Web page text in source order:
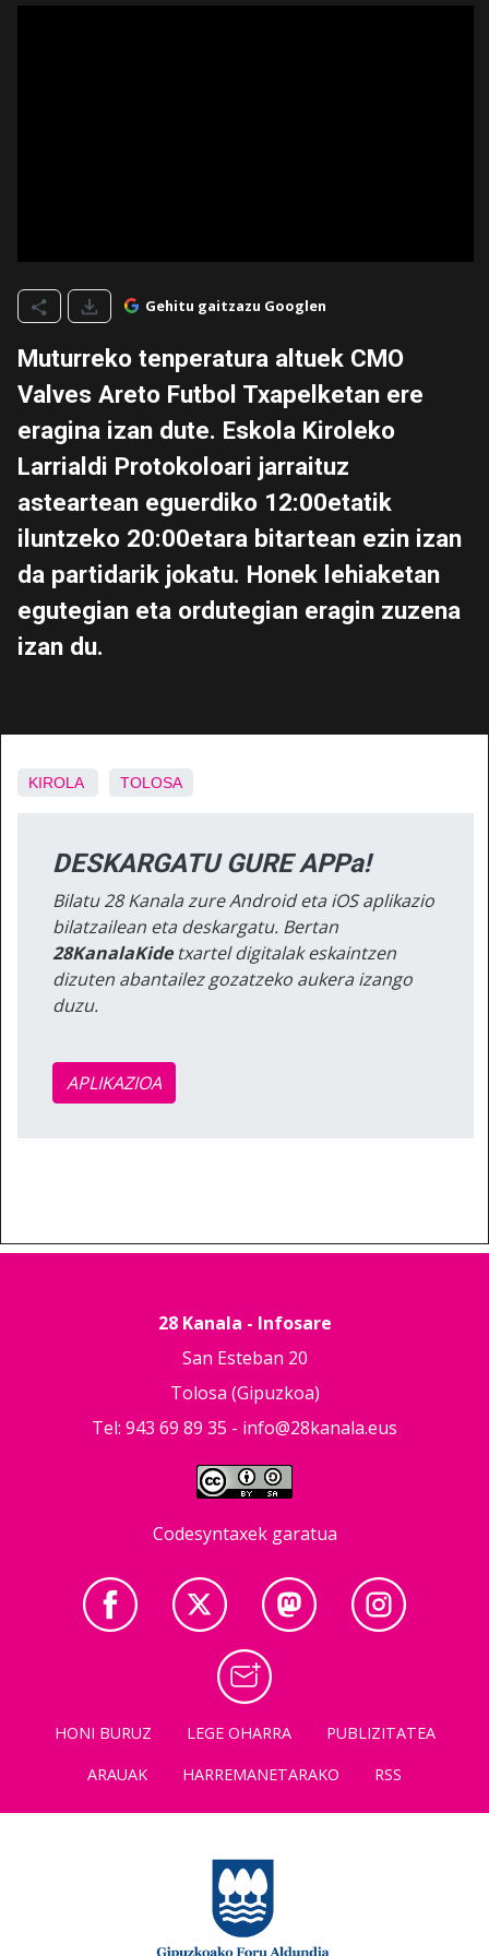
Gehitu gaitzazu Googlen
Muturreko tenperatura altuek CMO
Valves Areto Futbol Txapelketan ere
eragina izan dute. Eskola Kiroleko
Larrialdi Protokoloari jarraituz
asteartean eguerdiko 12:00etatik
iluntzeko 20:00etara bitartean ezin izan
da partidarik jokatu. Honek lehiaketan
egutegian eta ordutegian eragin zuzena
izan du.
KIROLA TOLOSA
DESKARGATU GURE APPa!
Bilatu 28 Kanala zure Android eta iOS aplikazio
bilatzailean eta deskargatu. Bertan
28KanalaKidetxartel digitalak eskaintzen
dizuten abantailez gozatzeko aukera izango
duzu.
APLIKAZIOA
28 Kanala - Infosare
San Esteban 20
Tolosa (Gipuzkoa)
Tel: 943 69 89 35 - info@28kanala.eus
Codesyntaxek garatua
HONI BURUZ LEGE OHARRA
PUBLIZITATEA
ARAUAK
HARREMANETARAKO RSS